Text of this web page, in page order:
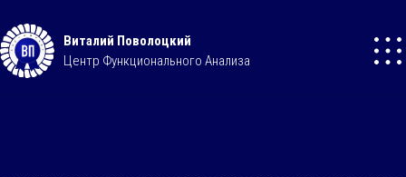
Виталий Поволоцкий
Центр Функционального Анализа